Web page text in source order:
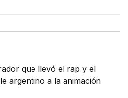
que llevó el rap y el
argentino a la animación